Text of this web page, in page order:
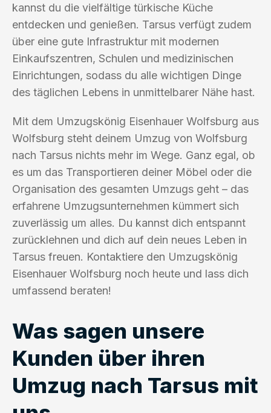
kannst du die vielfältige türkische Küche
entdecken und genießen. Tarsus verfügt zudem
über eine gute Infrastruktur mit modernen
Einkaufszentren, Schulen und medizinischen
Einrichtungen, sodass du alle wichtigen Dinge
des täglichen Lebens in unmittelbarer Nähe hast.
Mit dem Umzugskönig Eisenhauer Wolfsburg aus
Wolfsburg steht deinem Umzug von Wolfsburg
nach Tarsus nichts mehr im Wege. Ganz egal, ob
es um das Transportieren deiner Möbel oder die
Organisation des gesamten Umzugs geht – das
erfahrene Umzugsunternehmen kümmert sich
zuverlässig um alles. Du kannst dich entspannt
zurücklehnen und dich auf dein neues Leben in
Tarsus freuen. Kontaktiere den Umzugskönig
Eisenhauer Wolfsburg noch heute und lass dich
umfassend beraten!
Was sagen unsere
Kunden über ihren
Umzug nach Tarsus mit